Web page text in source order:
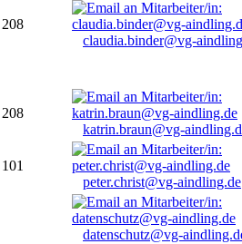
208
claudia.binder@vg-
208
katrin.braun@vg-
101
peter.christ@vg-aindling.de
datenschutz@vg-